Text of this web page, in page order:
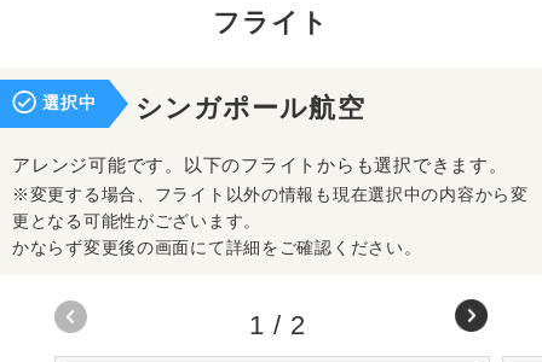
フライト
選択中 シンガポール航空
アレンジ可能です。以下のフライトからも選択できます。
※変更する場合、フライト以外の情報も現在選択中の内容から変
更となる可能性がございます。
かならず変更後の画面にて詳細をご確認ください。
1 / 2